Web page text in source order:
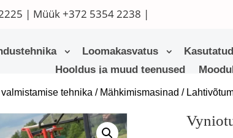
| Müük+372 5354 2238 |
Loomakasvatus
Hooldus ja muud teenused
tehnika / Mähkimismasinad /